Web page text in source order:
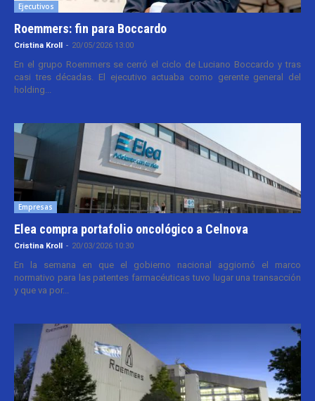
Ejecutivos
Roemmers: fin para Boccardo
Cristina Kroll - 20/05/2026 13:00
En el grupo Roemmers se cerró el ciclo de Luciano Boccardo y tras
casi tres décadas. El ejecutivo actuaba como gerente general del
holding...
Empresas
Elea compra portafolio oncológico a Celnova
Cristina Kroll - 20/03/2026 10:30
En la semana en que el gobierno nacional aggiornó el marco
normativo para las patentes farmacéuticas tuvo lugar una transacción
y que va por...